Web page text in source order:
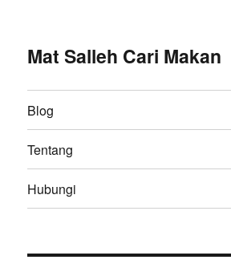
Mat Salleh Cari Makan
Blog
Tentang
Hubungi